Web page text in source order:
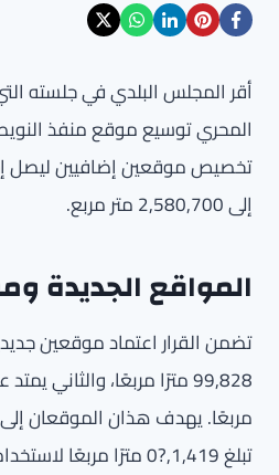
أقر المجلس البلدي في جلسته
المحري توسيع موقع منفذ
تخصيص موقعين إضافيين ليصل
إلى 2,580,700 متر مربع.
المواقع الجديدة
تضمن القرار اعتماد موقعين
مربعًا. يهدف هذان الموقعان
تبلغ 1,419,?0 مترًا مربعًا لاستخدامها في أنشطة مختلفة.